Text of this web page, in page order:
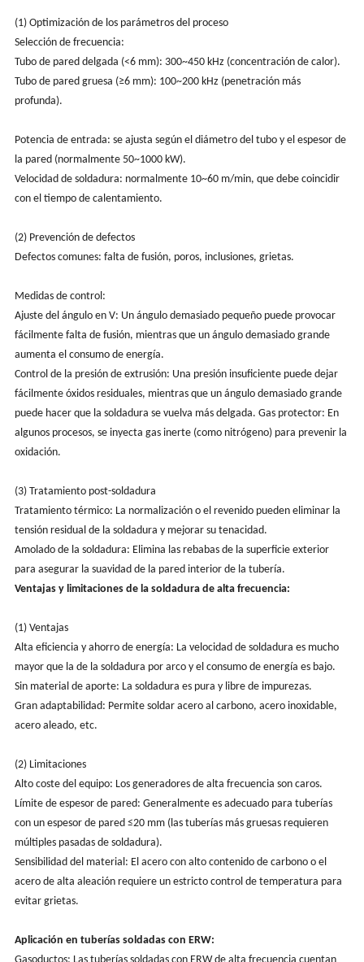
(1) Optimización de los parámetros del proceso
Selección de frecuencia:
Tubo de pared delgada (<6 mm): 300~450 kHz (concentración de calor).
Tubo de pared gruesa (≥6 mm): 100~200 kHz (penetración más
profunda).
Potencia de entrada: se ajusta según el diámetro del tubo y el espesor de
la pared (normalmente 50~1000 kW).
Velocidad de soldadura: normalmente 10~60 m/min, que debe coincidir
con el tiempo de calentamiento.
(2) Prevención de defectos
Defectos comunes: falta de fusión, poros, inclusiones, grietas.
Medidas de control:
Ajuste del ángulo en V: Un ángulo demasiado pequeño puede provocar
fácilmente falta de fusión, mientras que un ángulo demasiado grande
aumenta el consumo de energía.
Control de la presión de extrusión: Una presión insuficiente puede dejar
fácilmente óxidos residuales, mientras que un ángulo demasiado grande
puede hacer que la soldadura se vuelva más delgada. Gas protector: En
algunos procesos, se inyecta gas inerte (como nitrógeno) para prevenir la
oxidación.
(3) Tratamiento post-soldadura
Tratamiento térmico: La normalización o el revenido pueden eliminar la
tensión residual de la soldadura y mejorar su tenacidad.
Amolado de la soldadura: Elimina las rebabas de la superficie exterior
para asegurar la suavidad de la pared interior de la tubería.
Ventajas y limitaciones de la soldadura de alta frecuencia:
(1) Ventajas
Alta eficiencia y ahorro de energía: La velocidad de soldadura es mucho
mayor que la de la soldadura por arco y el consumo de energía es bajo.
Sin material de aporte: La soldadura es pura y libre de impurezas.
Gran adaptabilidad: Permite soldar acero al carbono, acero inoxidable,
acero aleado, etc.
(2) Limitaciones
Alto coste del equipo: Los generadores de alta frecuencia son caros.
Límite de espesor de pared: Generalmente es adecuado para tuberías
con un espesor de pared ≤20 mm (las tuberías más gruesas requieren
múltiples pasadas de soldadura).
Sensibilidad del material: El acero con alto contenido de carbono o el
acero de alta aleación requiere un estricto control de temperatura para
evitar grietas.
Aplicación en tuberías soldadas con ERW: